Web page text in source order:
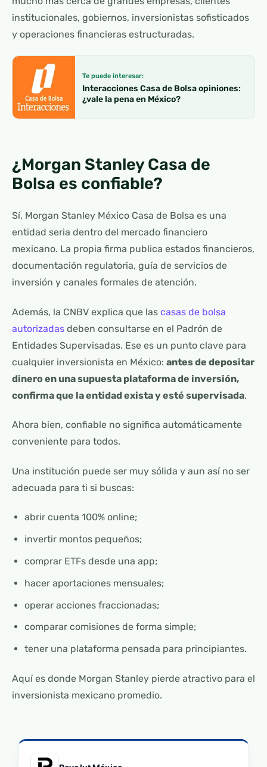
institucionales, gobiernos, inversionistas sofisticados
y operaciones financieras estructuradas.
Te puede interesar:
Interacciones Casa de Bolsa opiniones:
¿vale la pena en México?
¿Morgan Stanley Casa de
Bolsa es confiable?
Sí, Morgan Stanley México Casa de Bolsa es una
entidad seria dentro del mercado financiero
mexicano. La propia firma publica estados financieros,
documentación regulatoria, guía de servicios de
inversión y canales formales de atención.
Además, la CNBV explica que las casas de bolsa
autorizadas deben consultarse en el Padrón de
Entidades Supervisadas. Ese es un punto clave para
cualquier inversionista en México: antes de depositar
dinero en una supuesta plataforma de inversión,
confirma que la entidad exista y esté supervisada.
Ahora bien, confiable no significa automáticamente
conveniente para todos.
Una institución puede ser muy sólida y aun así no ser
adecuada para ti si buscas:
abrir cuenta 100% online;
invertir montos pequeños;
comprar ETFs desde una app;
hacer aportaciones mensuales;
operar acciones fraccionadas;
comparar comisiones de forma simple;
tener una plataforma pensada para principiantes.
Aquí es donde Morgan Stanley pierde atractivo para el
inversionista mexicano promedio.